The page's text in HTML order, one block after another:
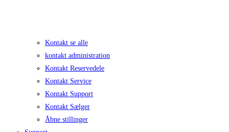
Kontakt se alle
kontakt administration
Kontakt Reservedele
Kontakt Service
Kontakt Support
Kontakt Sælger
Åbne stillinger